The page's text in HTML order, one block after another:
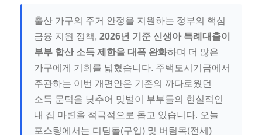
출산 가구의 주거 안정을 지원하는 정부의 핵심
금융 지원 정책, 2026년 기준 신생아 특례대출이
부부 합산 소득 제한을 대폭 완화하며 더 많은
가구에게 기회를 넓혔습니다. 주택도시기금에서
주관하는 이번 개편안은 기존의 까다로웠던
소득 문턱을 낮추어 맞벌이 부부들의 현실적인
내 집 마련을 적극적으로 돕고 있습니다. 오늘
포스팅에서는 디딤돌(구입) 및 버팀목(전세)